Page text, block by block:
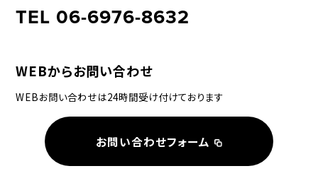
TEL 06-6976-8632
WEBからお問い合わせ
WEBお問い合わせは24時間受け付けております
お問い合わせフォーム